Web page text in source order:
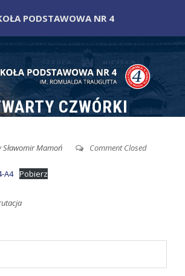
CZWÓRKI
Sławomir Mamoń Comment Closed
A4 Pobierz
PODSTAWOWA NR 4